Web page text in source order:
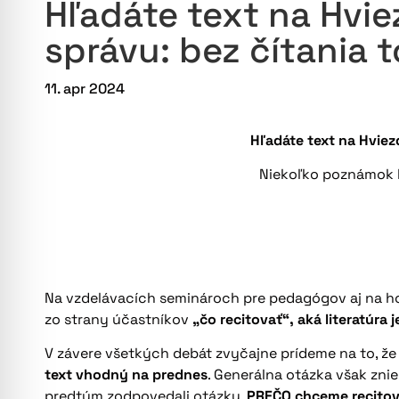
Hľadáte text na
správu: bez čítania
11. apr 2024
Hľadáte text na
Niekoľko
Na vzdelávacích seminároch pre pedagógov aj na
zo strany účastníkov „čo recitovať“, aká literatúra
V závere všetkých debát zvyčajne prídeme na to,
text vhodný na prednes. Generálna otázka však